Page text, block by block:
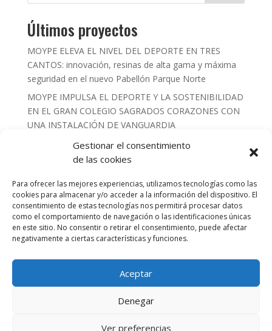
Gestionar el consentimiento
de las cookies
Para ofrecer las mejores experiencias, utilizamos tecnologías como las
cookies para almacenar y/o acceder a la información del dispositivo. El
consentimiento de estas tecnologías nos permitirá procesar datos
como el comportamiento de navegación o las identificaciones únicas
en este sitio. No consentir o retirar el consentimiento, puede afectar
negativamente a ciertas características y funciones.
Aceptar
Denegar
Ver preferencias
Últimos proyectos
MOYPE ELEVA EL NIVEL DEL DEPORTE EN TRES
CANTOS: innovación, resinas de alta gama y máxima
seguridad en el nuevo Pabellón Parque Norte
MOYPE IMPULSA EL DEPORTE Y LA SOSTENIBILIDAD
EN EL GRAN COLEGIO SAGRADOS CORAZONES CON
UNA INSTALACIÓN DE VANGUARDIA
MOYPE INSTALA 540 M2 DE RED DE FONDOS
COMBINADA CON LONA DE PVC PARA EL
PARACUELLLOS DEL JARAMA
REVOLUCIÓN SOBRE LA PISTA: Estrenamos 685 m² de
tecnología Tenis Life de Composan en Las Rozas
EQUIPAMIENTO DE ÉLITE PARA EL DEPORTE DE
EN EL CAR DE MADRID.
Instalación de nuevas protecciones y banquillos
antivandálicos en el Campo de Fútbol de Humanes de
Cargar más (6/147)